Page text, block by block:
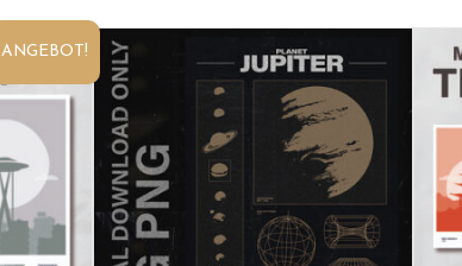
ANGEBOT!